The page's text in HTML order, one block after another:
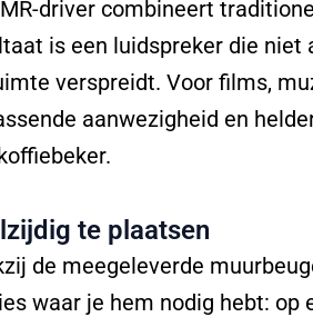
driver combineert
is een luidspreker die
verspreidt. Voor films,
aanwezigheid en
te plaatsen
de meegeleverde
waar je hem nodig hebt: op